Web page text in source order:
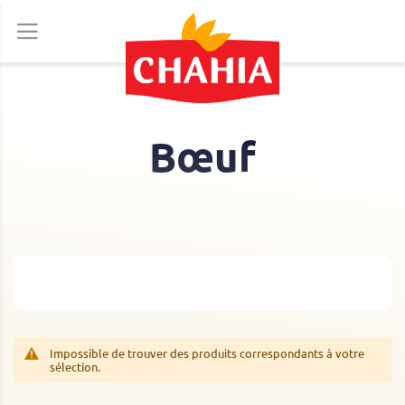
Allez
au
contenu
Bœuf
Impossible de trouver des produits correspondants à votre
sélection.